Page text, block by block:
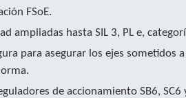
FSoE.
ampliadas hasta SIL 3, PL e,
para asegurar los ejes sometidos
de accionamiento SB6, SC6